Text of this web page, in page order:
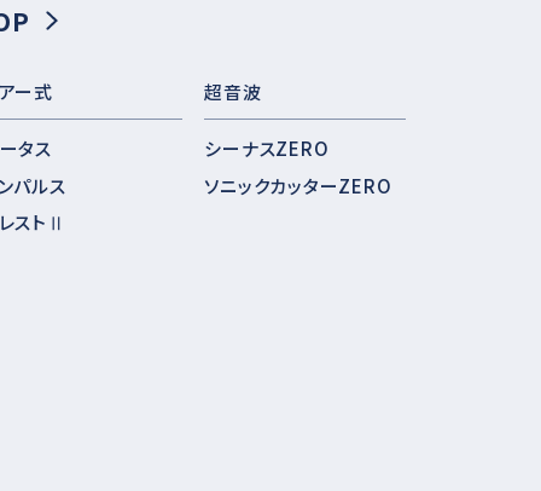
ー式
タス
パルス
ストⅡ
超音波
シーナスZERO
ソニックカッターZERO